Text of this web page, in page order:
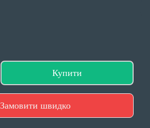
Купити
Замовити швидко